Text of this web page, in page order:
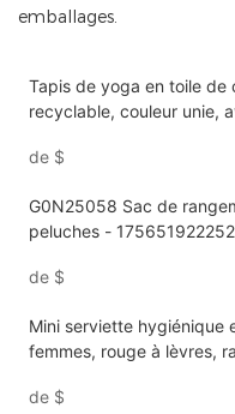
emballages.
Tapis de yoga en toile de
recyclable, couleur unie,
numériquement -
de $
G0N25058 Sac de
peluches -
de $
Mini serviette hygiénique
femmes, rouge à lèvres,
avec miroir
de $